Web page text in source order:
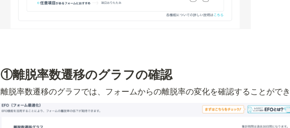
①離脱率数遷移のグラフの確認
離脱率数遷移のグラフでは、フォームからの離脱率の変化を確認することがで